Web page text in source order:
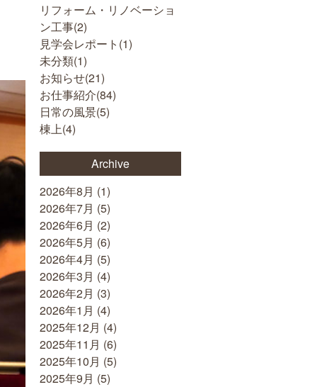
リフォーム・リノベーショ
ン工事(2)
見学会レポート(1)
未分類(1)
お知らせ(21)
お仕事紹介(84)
日常の風景(5)
棟上(4)
Archive
2026年8月 (1)
2026年7月 (5)
2026年6月 (2)
2026年5月 (6)
2026年4月 (5)
2026年3月 (4)
2026年2月 (3)
2026年1月 (4)
2025年12月 (4)
2025年11月 (6)
2025年10月 (5)
2025年9月 (5)